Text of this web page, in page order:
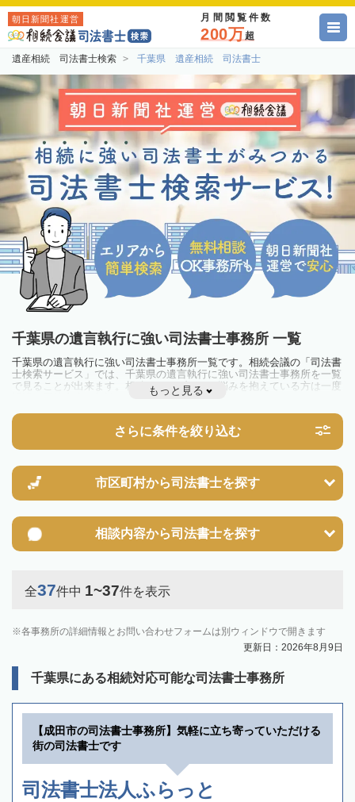
朝日新聞社運営 月間閲覧件数
200万超
遺産相続 司法書士検索 千葉県 遺産相続 司法書士
千葉県の遺言執行に強い司法書士事務所 一覧
千葉県の遺言執行に強い司法書士事務所一覧です。相続会議の「司法書
士検索サービス」では、千葉県の遺言執行に強い司法書士事務所を一覧
で見ることが出来ます。相続のトラブルやお悩みを抱えている方は一度
近隣の司法書士に相談してみましょう。
もっと見る
さらに条件を絞り込む
市区町村から司法書士を探す
相談内容から司法書士を探す
全37件中 1~37件を表示
各事務所の詳細情報とお問い合わせフォームは別ウィンドウで開きます
更新日：2026年8月9日
千葉県にある相続対応可能な司法書士事務所
【成田市の司法書士事務所】気軽に立ち寄っていただける
街の司法書士です
司法書士法人ふらっと